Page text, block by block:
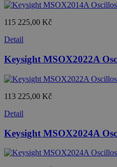
115 225,00 Kč
Detail
Keysight MSOX2022A
113 225,00 Kč
Detail
Keysight MSOX2024A